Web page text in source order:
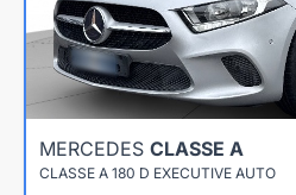
MERCEDES CLASSE A
CLASSE A 180 D EXECUTIVE AUTO